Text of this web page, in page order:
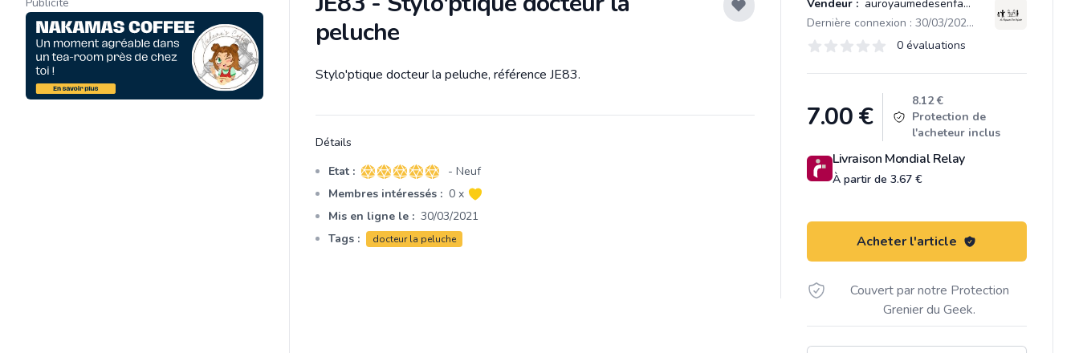
peluche
Vendeur : auroyaumedesenfants
Dernière connexion : 30/03/2021 10:09
Évaluations
0 sur 5 étoiles 0 évaluations
Product information
7.00€
8.12 €
Protection de
l'acheteur inclus
Livraison Mondial Relay
À partir de 3.67 €
Acheter l'article
Couvert par notre Protection
Grenier du Geek.
Description
Stylo'ptique docteur la peluche, référence JE83.
Détails
Etat : 5 sur 5 étoiles
- Neuf
Membres intéressés : 0 x
Mis en ligne le : 30/03/2021
Tags :
docteur la peluche